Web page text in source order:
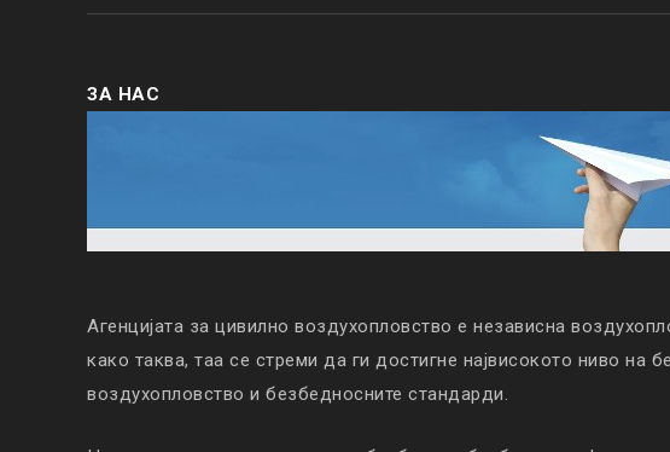
ЗА НАС
Агенцијата за цивилно воздухопловство е независна
како таква, таа се стреми да ги достигне највисокото ниво на
воздухопловство и безбедносните стандарди.